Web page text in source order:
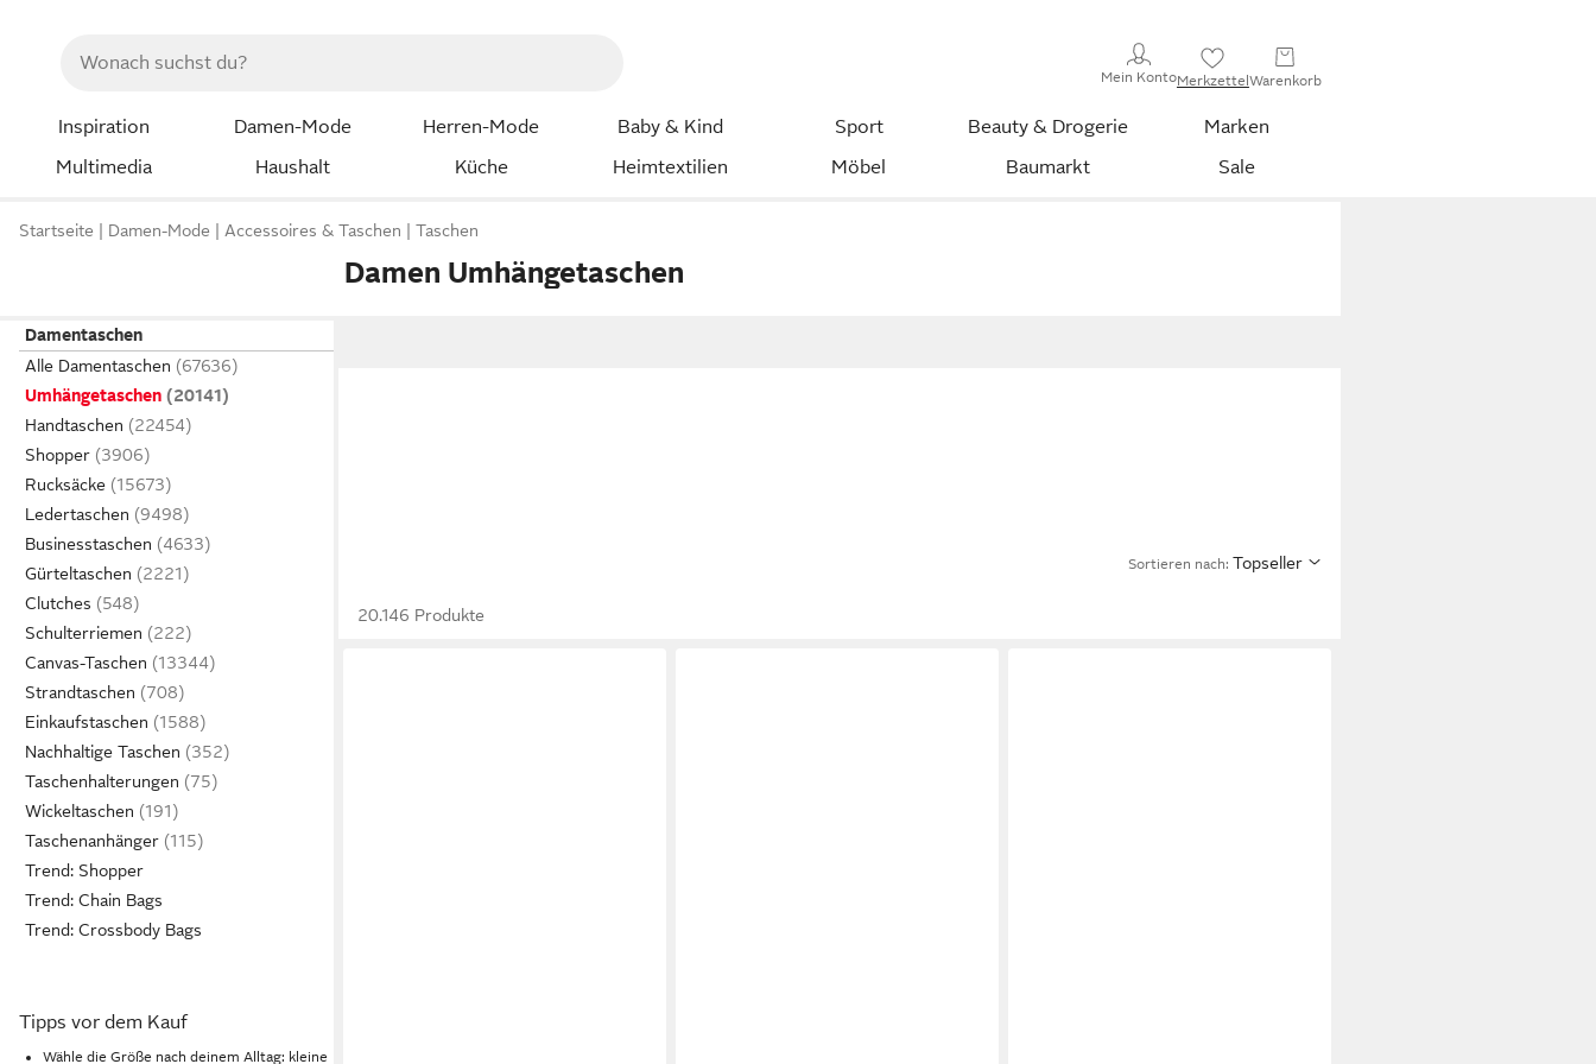
Mein KontoMerkzettelWarenkorb
Inspiration Damen-Mode Herren-Mode Baby & Kind Sport Beauty & Drogerie
Marken
Multimedia
Haushalt Küche Heimtextilien Möbel Baumarkt Sale
Startseite Damen-Mode Accessoires & Taschen Taschen
Damen Umhängetaschen
Damentaschen
Alle Damentaschen
Umhängetaschen
Handtaschen
Shopper
Rucksäcke
Ledertaschen
Businesstaschen
Gürteltaschen
Clutches
Schulterriemen
Canvas-Taschen
Strandtaschen
Einkaufstaschen
Nachhaltige Taschen
Taschenhalterungen
Wickeltaschen
Taschenanhänger
Trend: Shopper
Trend: Chain Bags
Trend: Crossbody Bags
Tipps vor dem Kauf
Wähle die Größe nach deinem Alltag: kleine
Sortieren nach: Topseller
20.146 Produkte